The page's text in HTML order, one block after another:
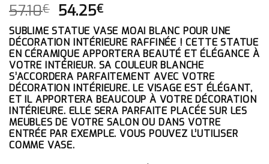
57.10€ LE
PRIX
INITIAL
ÉTAIT :
57.10€.
54.25€LE
PRIX
ACTUEL
EST :
54.25€.
SUBLIME STATUE VASE MOAI BLANC POUR UNE
DÉCORATION INTÉRIEURE RAFFINÉE ! CETTE STATUE
EN CÉRAMIQUE APPORTERA BEAUTÉ ET ÉLÉGANCE À
VOTRE INTÉRIEUR. SA COULEUR BLANCHE
S’ACCORDERA PARFAITEMENT AVEC VOTRE
DÉCORATION INTÉRIEURE. LE VISAGE EST ÉLÉGANT,
ET IL APPORTERA BEAUCOUP À VOTRE DÉCORATION
INTÉRIEURE. ELLE SERA PARFAITE PLACÉE SUR LES
MEUBLES DE VOTRE SALON OU DANS VOTRE
ENTRÉE PAR EXEMPLE. VOUS POUVEZ L’UTILISER
COMME VASE.